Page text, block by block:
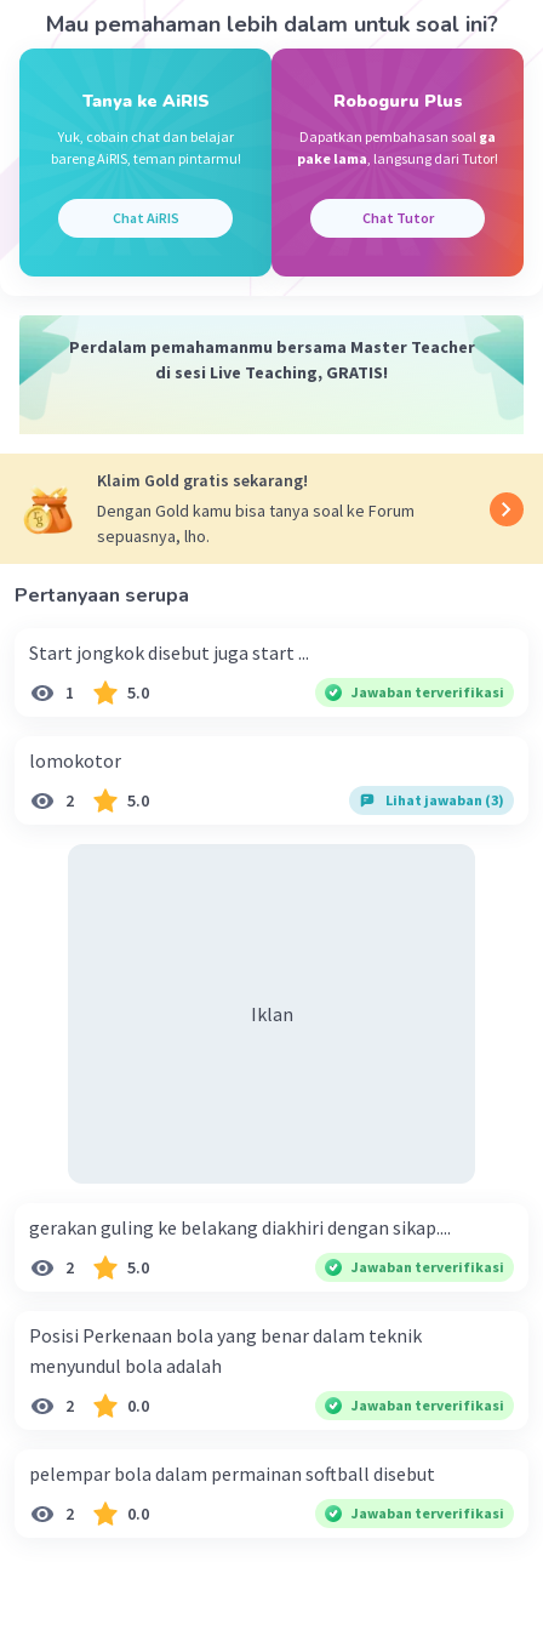
alat bantu senam berupa bola, pita, tali, gada, dan
simpai.
Terdapat beberapa gerakan kombinasi yang ada dalam
senam irama, salah satunya adalah gerakan kombinasi
gerak dasar langkah dan ayunan lengan, yang terdiri
1. Kombinasi gerak langkah biasa dengan ayunan satu
lengan dalam dua putaran lengan.
Dengan demikian, gerakan kombinasi pada senam irama
Semoga membantu ya.
Beri Rating ·5.0(2) Balas
Mau pemahaman lebih dalam untuk soal ini?
Tanya ke AiRIS
Yuk, cobain chat dan belajar
bareng AiRIS, teman pintarmu!
Chat AiRIS
Roboguru Plus
Dapatkan pembahasan soal ga
pake lama, langsung dari Tutor!
Chat Tutor
Perdalam pemahamanmu bersama Master Teacher
di sesi Live Teaching, GRATIS!
Klaim Gold gratis sekarang!
Dengan Gold kamu bisa tanya soal ke Forum
sepuasnya, lho.
Pertanyaan serupa
Start jongkok disebut juga start ...
1 5.0 Jawaban terverifikasi
lomokotor
2 5.0 Lihat jawaban (3)
Iklan
gerakan guling ke belakang diakhiri dengan sikap....
2 5.0 Jawaban terverifikasi
Posisi Perkenaan bola yang benar dalam teknik
menyundul bola adalah​
2 0.0 Jawaban terverifikasi
pelempar bola dalam permainan softball disebut
2 0.0 Jawaban terverifikasi